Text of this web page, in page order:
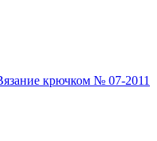
крючком № 07-2011